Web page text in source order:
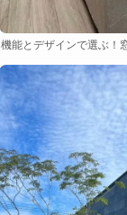
機能とデザインで選ぶ！